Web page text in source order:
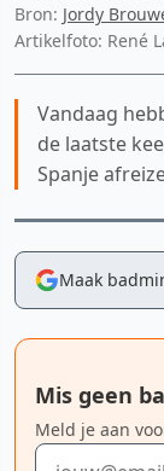
Bron: Jordy
Artikelfoto: René
Vandaag
de laatste
Spanje
Maak
Mis geen
Meld je aan
E-mailadres